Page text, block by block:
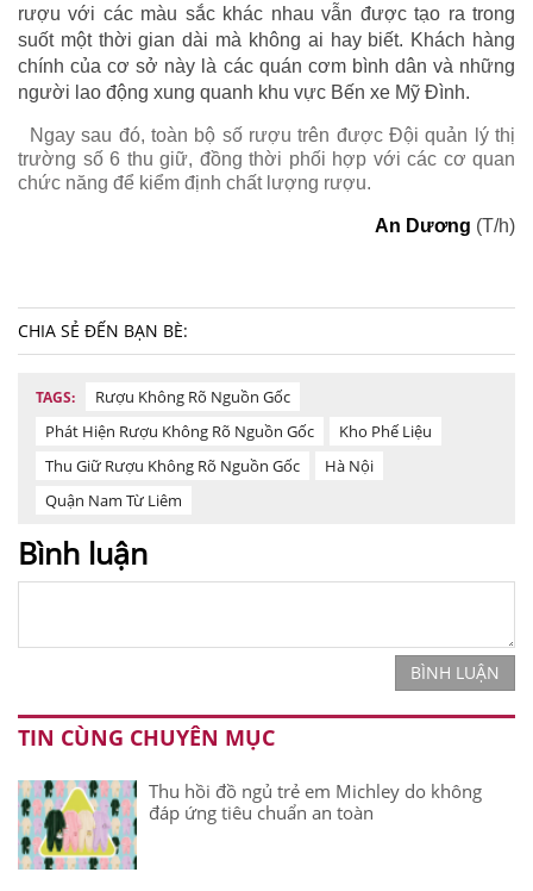
rượu với các màu sắc khác nhau vẫn được tạo ra trong
suốt một thời gian dài mà không ai hay biết. Khách hàng
chính của cơ sở này là các quán cơm bình dân và những
người lao động xung quanh khu vực Bến xe Mỹ Đình.
Ngay sau đó, toàn bộ số rượu trên được Đội quản lý thị
trường số 6 thu giữ, đồng thời phối hợp với các cơ quan
chức năng để kiểm định chất lượng rượu.
An Dương (T/h)
CHIA SẺ ĐẾN BẠN BÈ:
TAGS:
Rượu Không Rõ Nguồn Gốc
Phát Hiện Rượu Không Rõ Nguồn Gốc
Kho Phế Liệu
Thu Giữ Rượu Không Rõ Nguồn Gốc
Hà Nội
Quận Nam Từ Liêm
Bình luận
BÌNH LUẬN
TIN CÙNG CHUYÊN MỤC
Thu hồi đồ ngủ trẻ em Michley do không
đáp ứng tiêu chuẩn an toàn